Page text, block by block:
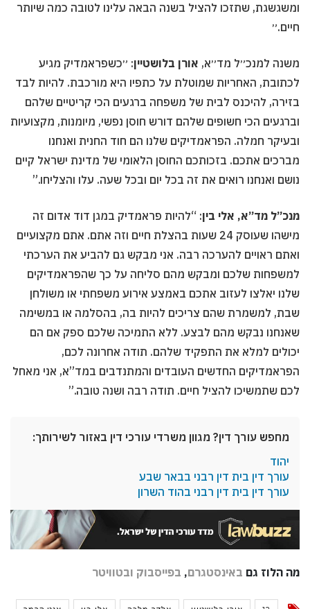
ומשגשגת, שתזכו להציל בשנה הבאה עלינו לטובה כמה שיותר
חיים.״
משנה למנכ״ל מד״א, אורן בלושטיין: ״כשפראמדיק מגיע
לכתובת, האחריות שמוטלת על כתפיו היא מורכבת. להיות לבד
בזירה, להיכנס לבית של משפחה ברגעים הכי קריטיים שלהם
וברגעים הכי חשופים שלהם דורש חוסן נפשי, מיומנות, מקצועיות
ובעיקר חמלה. הפראמדיקים שלנו הם חוד החנית ואנחנו
מברכים אתכם. בזכותכם החוסן הלאומי של מדינת ישראל קיים
נושם ואנחנו רואים את זה בכל יום ובכל שעה. עלו והצליחו.”
מנכ”ל מד”א, אלי בין: “להיות פראמדיק במגן דוד אדום זה
מישהו שעוסק 24 שעות בהצלת חיים וזה אתם. אתם מקצועיים
ואתם ראויים להערכה רבה. אני מבקש גם להביע את הערכתי
למשפחות שלכם ומבקש מהם סליחה על כך שהפראמדיקים
שלנו יאלצו לעזוב אתכם באמצע אירוע משפחתי או משולחן
שבת, למשמרת שהם צריכים להיות בה, בהסלמה או במשימה
שאנחנו נבקש מהם לבצע. ללא התמיכה שלכם ספק אם הם
יכולים למלא את התפקיד שלהם. תודה אחרונה לכם,
הפראמדיקים החדשים העובדים והמתנדבים במד”א, אני מאחל
לכם שתמשיכו להציל חיים. תודה רבה ושנה טובה.”
מחפש עורך דין? מגוון משרדי עורכי דין באזור לשירותך:
יהוד
עורך דין בית דין רבני בבאר שבע
עורך דין בית דין רבני בהוד השרון
מה הלוז גם באינסטגרם, בפייסבוק ובטוויטר